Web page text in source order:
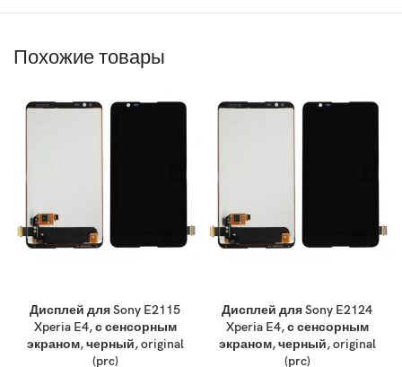
Похожие товары
Дисплей для Sony E2115
Xperia E4, с сенсорным
экраном, черный, original
(prc)
Дисплей для Sony E2124
Xperia E4, с сенсорным
экраном, черный, original
(prc)